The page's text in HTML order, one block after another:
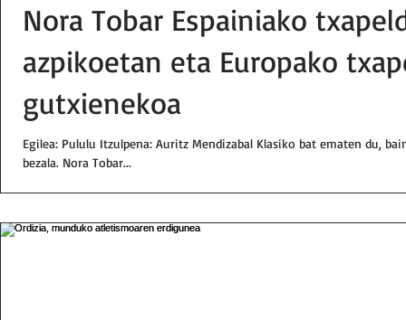
Nora Tobar Espainiako
azpikoetan eta Europako
gutxienekoa
Egilea: Pululu Itzulpena: Auritz Mendizabal Klasiko bat ematen du,
bezala. Nora Tobar...